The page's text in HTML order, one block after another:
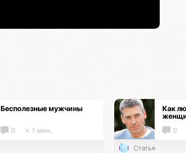
Бесполезные мужчины
0 < 1 мин.
Как
0
Статья